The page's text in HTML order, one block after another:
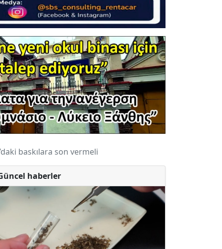
baskılara son vermeli
haberler